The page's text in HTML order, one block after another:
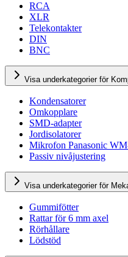
RCA
XLR
Telekontakter
DIN
BNC
Visa underkategorier för
Kondensatorer
Omkopplare
SMD-adapter
Jordisolatorer
Mikrofon Panasonic
Passiv nivåjustering
Visa underkategorier för
Gummifötter
Rattar för 6 mm axel
Rörhållare
Lödstöd